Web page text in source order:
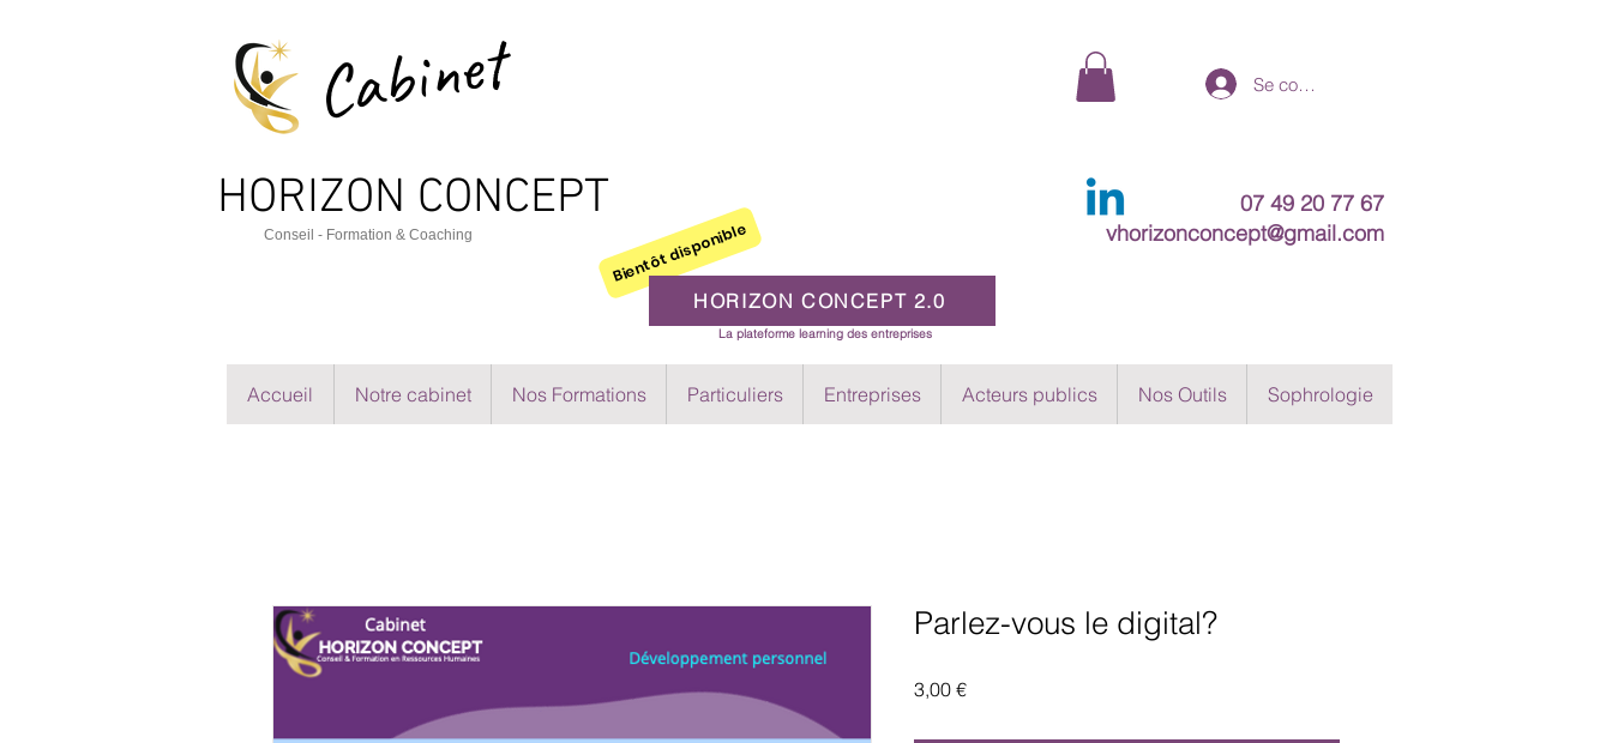
Cabinet
HORIZON CONCEPT
Conseil - Formation & Coaching
Se connecter
07 49 20 77 67
vhorizonconcept@gmail.com
Bientôt disponible
HORIZON CONCEPT 2.0
La plateforme learning des entreprises
Accueil Notre cabinet Nos Formations Particuliers Entreprises Acteurs publics Nos Outils Sophrologie
Parlez-vous le digital?
3,00 €Prix